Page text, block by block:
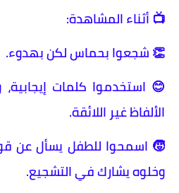
📺 أثناء المشاهدة:
👏 شجعوا بحماس لكن بهدوء.
😊 استخدموا كلمات
الألفاظ غير اللائقة.
🧒 اسمحوا للطفل يسأل عن
وخلوه يشارك في التشجيع.